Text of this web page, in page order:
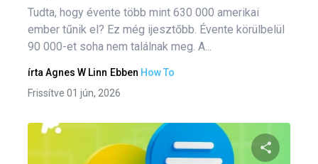
Tudta, hogy évente több mint 630 000 amerikai
ember tűnik el? Ez még ijesztőbb. Évente körülbelül
90 000-et soha nem találnak meg. A...
írta Agnes W Linn Ebben How To
Frissítve 01 jún, 2026